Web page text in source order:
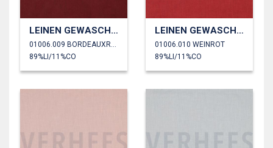
LEINEN GEWASCHEN 170 GM2
89%LI/11%CO
LEINEN GEWASCHEN 170 GM2
01006.010 WEINROT
89%LI/11%CO